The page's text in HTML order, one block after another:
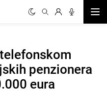
penzionera
eura